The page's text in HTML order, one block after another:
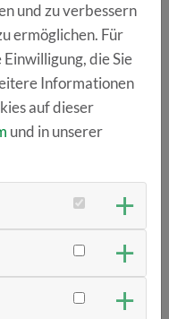
die Premiere des
Der Zebra Award
Unternehmen aus
die sich bei der
und
Die Unternehmen
wurden vor maximal
und
werden
und zu verbessern
ermöglichen. Für
die Sie
Informationen
auf dieser
und in unserer